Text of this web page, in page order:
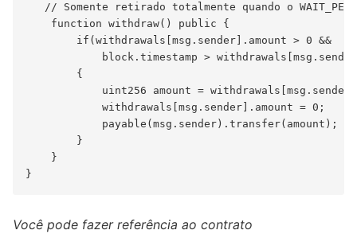
// Somente retirado totalmente quando o
    function withdraw() public {
        if(withdrawals[msg.sender].amount > 0 &&
block.timestamp >
        {
uint256 amount =
            withdrawals[msg.sender].amount = 0;
            payable(msg.sender).transfer(amount);
        }
    }
Você pode fazer referência ao contrato